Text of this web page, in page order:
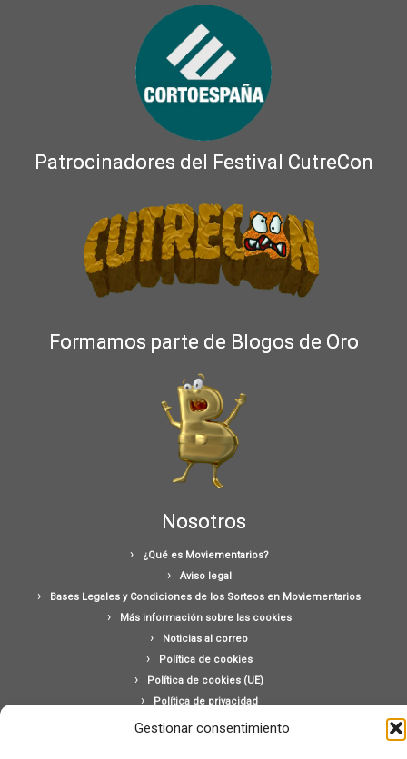
Gestionar consentimiento
Patrocinadores del Festival CutreCon
Formamos parte de Blogos de Oro
Nosotros
¿Qué es Moviementarios?
Aviso legal
Bases Legales y Condiciones de los Sorteos en Moviementarios
Más información sobre las cookies
Noticias al correo
Política de cookies
Política de cookies (UE)
Política de privacidad
Ponte en contacto con nosotros